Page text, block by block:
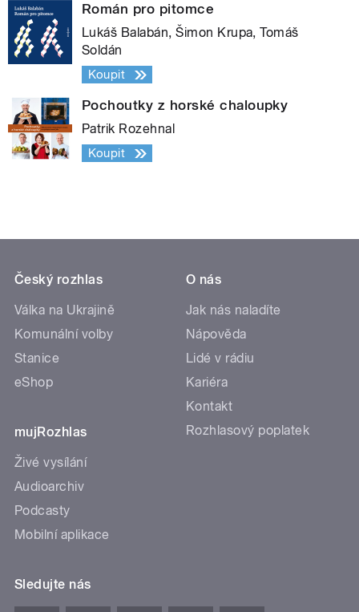
Román pro pitomce
Lukáš Balabán, Šimon Krupa, Tomáš
Soldán
Koupit
Pochoutky z horské chaloupky
Patrik Rozehnal
Koupit
Český rozhlas
Válka na Ukrajině
Komunální volby
Stanice
eShop
mujRozhlas
Živé vysílání
Audioarchiv
Podcasty
Mobilní aplikace
O nás
Jak nás naladíte
Nápověda
Lidé v rádiu
Kariéra
Kontakt
Rozhlasový poplatek
Sledujte nás